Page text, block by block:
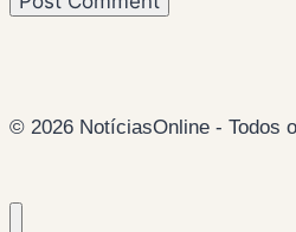
© 2026 NotíciasOnline - Todos